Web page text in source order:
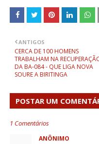
ANTIGOS
CERCA DE 100 HOMENS
TRABALHAM NA
DA BA-084 - QUE LIGA NOVA
SOURE A BIRITINGA
POSTAR UM
1 Comentários
ANÔNIMO